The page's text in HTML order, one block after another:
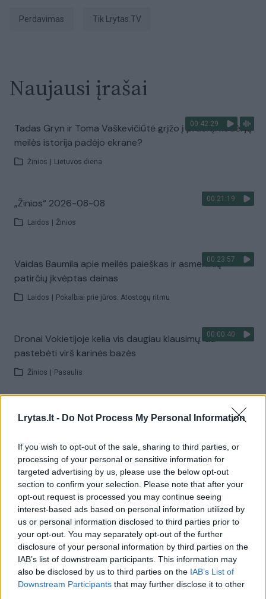
Lrytas.lt - Do Not Process My Personal Information
If you wish to opt-out of the sale, sharing to third parties, or
processing of your personal or sensitive information for
targeted advertising by us, please use the below opt-out
section to confirm your selection. Please note that after your
opt-out request is processed you may continue seeing
interest-based ads based on personal information utilized by
us or personal information disclosed to third parties prior to
your opt-out. You may separately opt-out of the further
disclosure of your personal information by third parties on the
IAB’s list of downstream participants. This information may
also be disclosed by us to third parties on the IAB’s List of
Downstream Participants that may further disclose it to other
perdavimas tik Lrytas.TV
Naujausi įrašai
00:42:29
Tadas Gryn ir Toma Vaškevičiūtė grįžo į praeitį: kodėl jų
meilės istorija padėjo ekrane?
Žinios Lietuvos diena
00:21:19
„Žinios“ 2026-08-08
Laidos Žinios
00:23:57
Vaidas Baumila apie meilės paieškas ir asmeninių
patirčių įkvėptas dainas
Laidos Pokalbiai prie jūros. Atostogų ritmu
00:00:40
Dronai Vokietijoje kelia vis daugiau klausimų: du
pastebėti virš karinės bazės
Žinios Pasaulis
Visi įrašai
Žiūrimiausi įrašai
00:00:30
Vaizdai iš tragiškos avarijos Vilniaus r.: dviejų moterų ir
vaiko gyvybių išgelbėti nepavyko
Žinios | Lietuvos diena
00:00:57
Savaitės vidurys nusimato karštas: temperatūra kils iki